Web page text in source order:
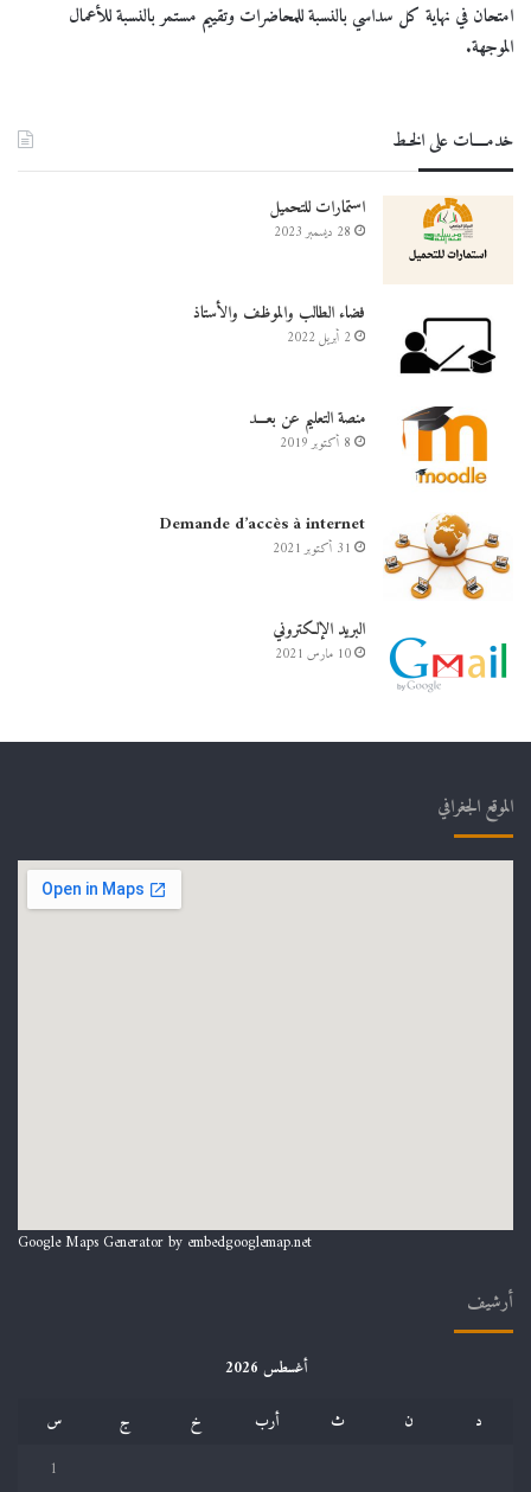
امتحان في نهاية كل سداسي بالنسبة للمحاضرات وتقييم مستمر بالنسبة للأعمال
الموجهة.
خدمــــات على الخـط
استمارات للتحميل
28 ديسمبر 2023
فضاء الطالب والموظف والأستاذ
2 أبريل 2022
منصة التعليم عن بعـــد
8 أكتوبر 2019
Demande d’accès à internet
31 أكتوبر 2021
البريد الإلكتروني
10 مارس 2021
الموقع الجغرافي
Google Maps Generator by embedgooglemap.net
أرشيف
أغسطس 2026
د
ن ث أرب خ ج
س
1